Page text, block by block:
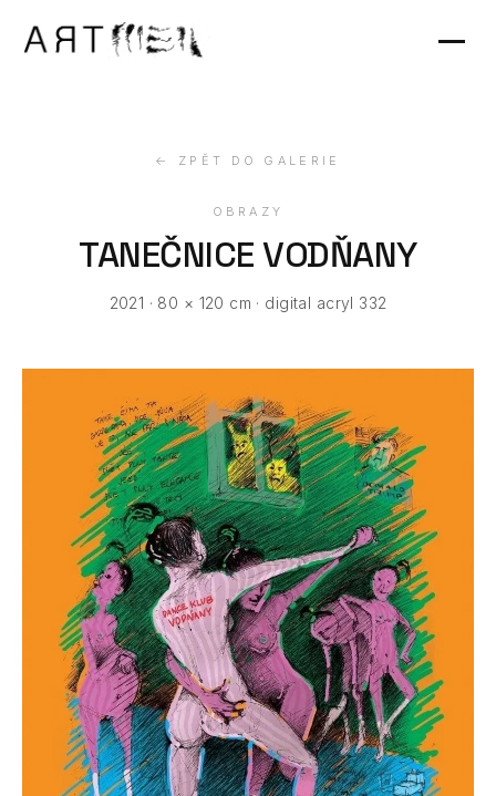
Výstavy
← ZPĚT DO GALERIE
OBRAZY
TANEČNICE VODŇANY
2021 · 80 × 120 cm · digital acryl 332